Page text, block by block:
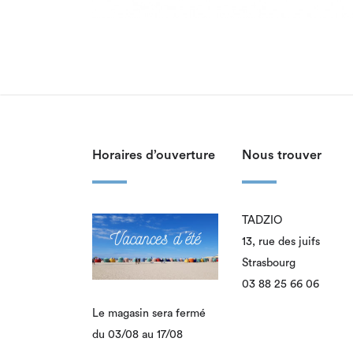
Horaires d’ouverture
Le magasin sera fermé
du 03/08 au 17/08
Nous trouver
TADZIO
13, rue des juifs
Strasbourg
03 88 25 66 06